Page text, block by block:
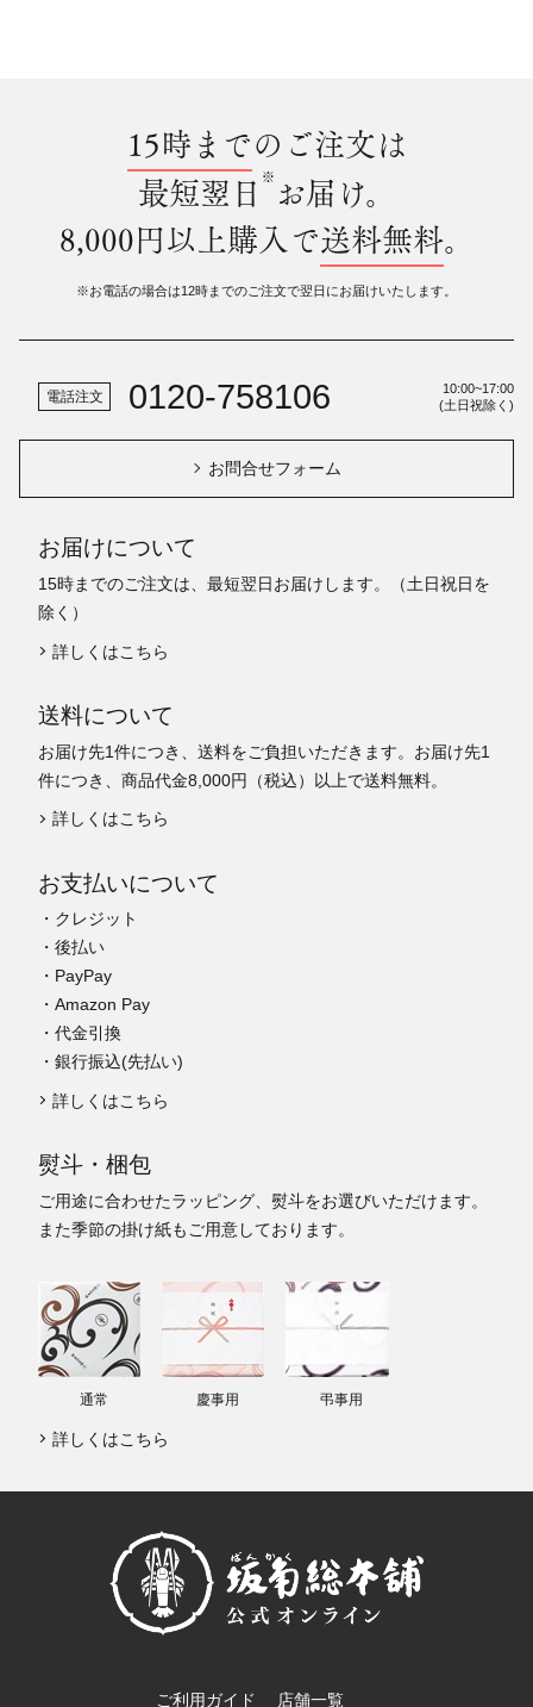
15時までのご注文は
最短翌日 ※ お届け。
8,000円以上購入で送料無料。
※お電話の場合は12時までのご注文で翌日にお届けいたします。
電話注文 0120-758106
10:00~17:00
(土日祝除く)
お問合せフォーム
お届けについて
15時までのご注文は、最短翌日お届けします。（土日祝日を
除く）
詳しくはこちら
送料について
お届け先1件につき、送料をご負担いただきます。お届け先1
件につき、商品代金8,000円（税込）以上で送料無料。
詳しくはこちら
お支払いについて
・クレジット
・後払い
・PayPay
・Amazon Pay
・代金引換
・銀行振込(先払い)
詳しくはこちら
熨斗・梱包
ご用途に合わせたラッピング、熨斗をお選びいただけます。
また季節の掛け紙もご用意しております。
通常 慶事用 弔事用
詳しくはこちら
ご利用ガイド 店舗一覧